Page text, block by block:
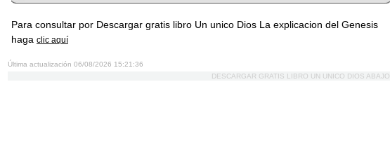
Para consultar por Descargar gratis libro Un unico Dios La explicacion del Genesis
haga clic aquí
Última actualización 06/08/2026 15:21:36
DESCARGAR GRATIS LIBRO UN UNICO DIOS ABAJO